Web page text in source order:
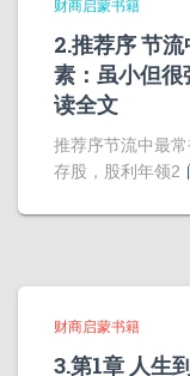
财商启蒙书籍
2.推荐序 节
素：虽小但
读全文
推荐序节流中最
存股，股利年领2
财商启蒙书籍
3.第1章 人生